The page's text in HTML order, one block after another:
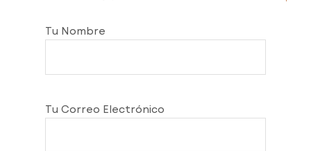
Tu Nombre
Tu Correo Electrónico